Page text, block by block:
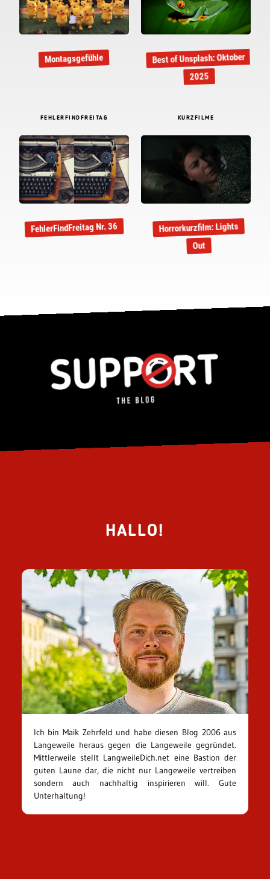
Montagsgefühle Best of Unsplash: Oktober
2025
FEHLERFINDFREITAG
FehlerFindFreitag Nr. 36
KURZFILME
Horrorkurzfilm: Lights
Out
HALLO!
Ich bin Maik Zehrfeld und habe diesen Blog 2006 aus
Langeweile heraus gegen die Langeweile gegründet.
Mittlerweile stellt LangweileDich.net eine Bastion der
guten Laune dar, die nicht nur Langeweile vertreiben
sondern auch nachhaltig inspirieren will. Gute
Unterhaltung!